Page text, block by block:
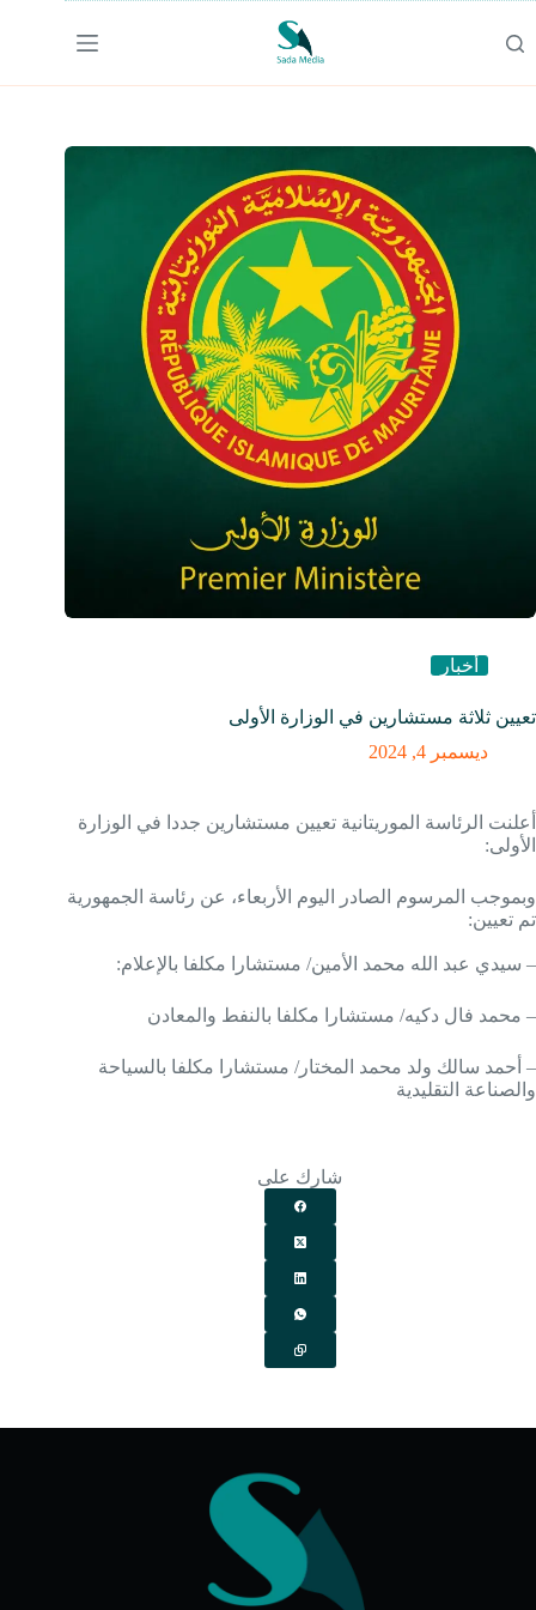
إلى
المحتوى
أخبار
تعيين ثلاثة مستشارين في الوزارة الأولى
ديسمبر 4, 2024
أعلنت الرئاسة الموريتانية تعيين مستشارين جددا في الوزارة
الأولى:
وبموجب المرسوم الصادر اليوم الأربعاء، عن رئاسة الجمهورية
تم تعيين:
– سيدي عبد الله محمد الأمين/ مستشارا مكلفا بالإعلام:
– محمد فال دكيه/ مستشارا مكلفا بالنفط والمعادن
– أحمد سالك ولد محمد المختار/ مستشارا مكلفا بالسياحة
والصناعة التقليدية
شارك على